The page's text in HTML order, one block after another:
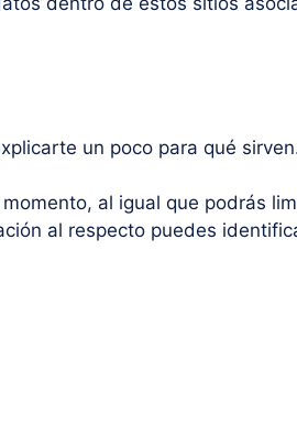
un poco para qué
al igual que podrás
al respecto puedes